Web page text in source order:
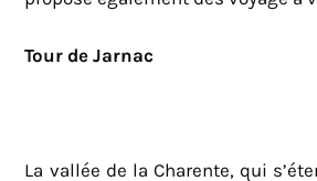
Tour de Jarnac
La vallée de la Charente, qui